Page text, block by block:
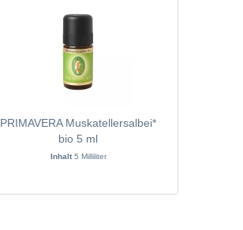
PRIMAVERA Muskatellersalbei*
bio 5 ml
Inhalt 5 Milliliter